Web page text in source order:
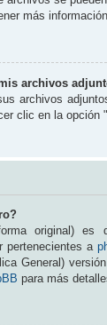
más
archivos
archivos
clic en la opción
original) es
pertenecientes a
General)
para más